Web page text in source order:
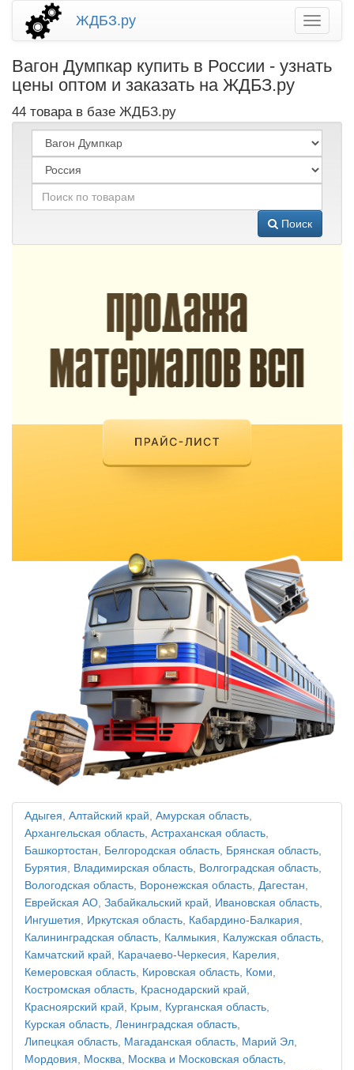
ЖДБЗ.ру
Вагон Думпкар купить в России - узнать
цены оптом и заказать на ЖДБЗ.ру
44 товара в базе ЖДБЗ.ру
Поиск
Адыгея, Алтайский край, Амурская область,
Архангельская область, Астраханская область,
Башкортостан, Белгородская область, Брянская область,
Бурятия, Владимирская область, Волгоградская область,
Вологодская область, Воронежская область, Дагестан,
Еврейская АО, Забайкальский край, Ивановская область,
Ингушетия, Иркутская область, Кабардино-Балкария,
Калининградская область, Калмыкия, Калужская область,
Камчатский край, Карачаево-Черкесия, Карелия,
Кемеровская область, Кировская область, Коми,
Костромская область, Краснодарский край,
Красноярский край, Крым, Курганская область,
Курская область, Ленинградская область,
Липецкая область, Магаданская область, Марий Эл,
Мордовия, Москва, Москва и Московская область,